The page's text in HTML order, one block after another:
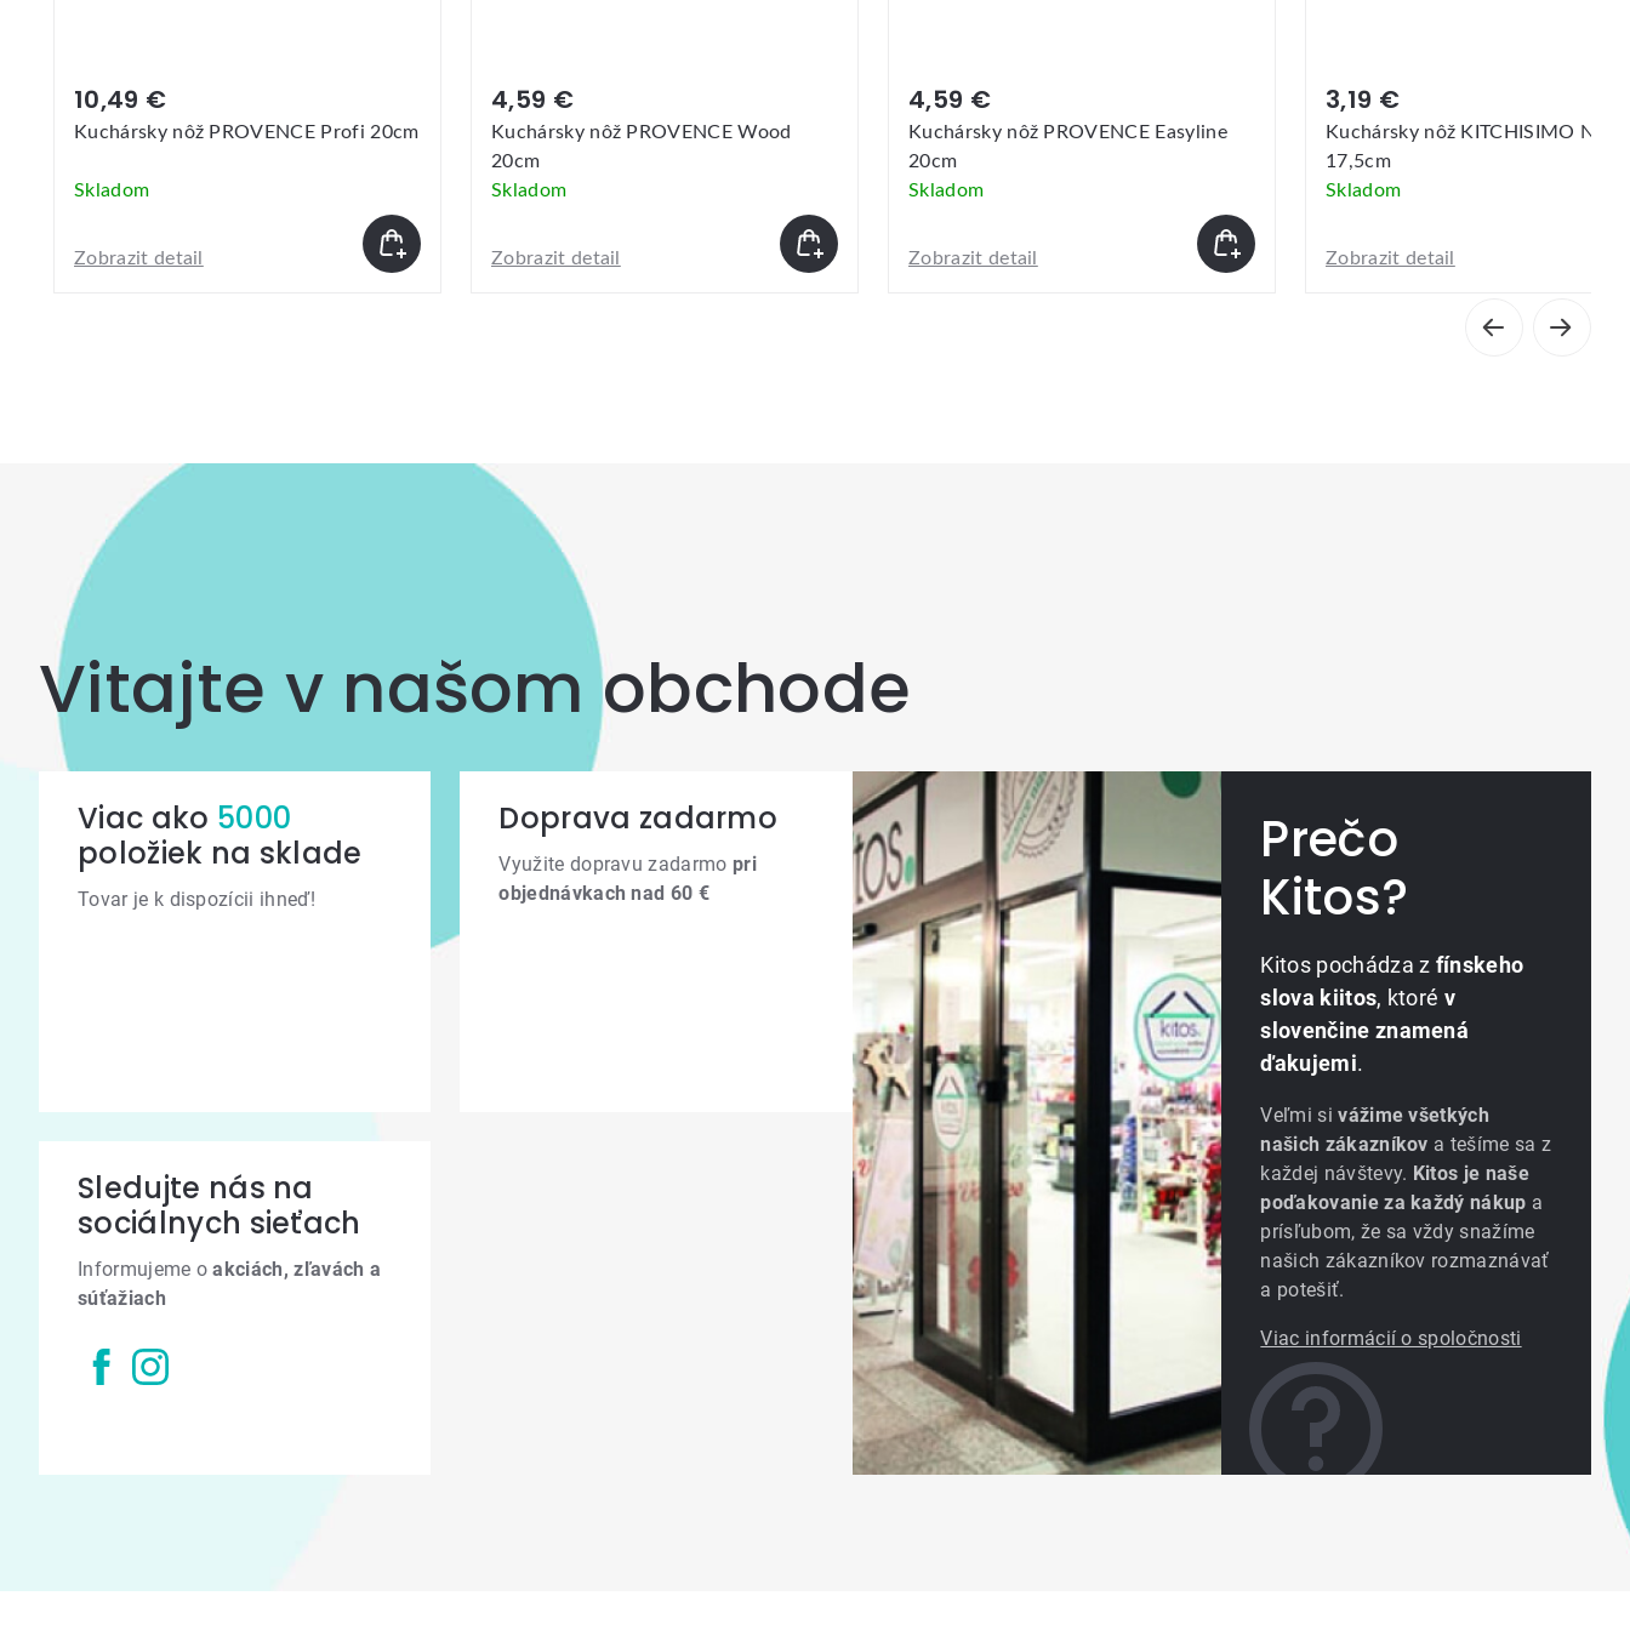
PROVENCE Profi 20cm
Kuchársky nôž PROVENCE Wood
Zobrazit detail
Kuchársky nôž PROVENCE Easyline
Zobrazit detail
Kuchársky nôž KITCHISIMO Nero
Zobrazit detail
Vitajte v našom obchode
Viac ako 5000
položiek na sklade
Tovar je k dispozícii ihneď!
Doprava zadarmo
Využite dopravu zadarmo pri
objednávkach nad 60 €
Sledujte nás na
sociálnych sieťach
Informujeme oakciách, zľavách a
súťažiach
Prečo
Kitos?
Kitos pochádza z fínskeho
slova kiitos, ktoré v
slovenčine znamená
ďakujemi.
Veľmi sivážime všetkých
našich zákazníkov a tešíme sa z
každej návštevy. Kitos je naše
poďakovanie za každý nákup a
prísľubom, že sa vždy snažíme
našich zákazníkov rozmaznávať
a potešiť.
Viac informácií o spoločnosti